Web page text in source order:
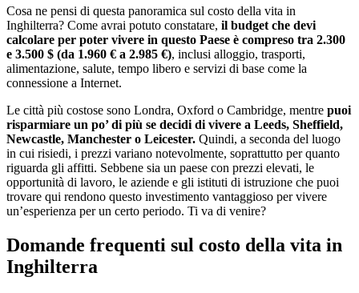
Cosa ne pensi di questa panoramica sul costo della vita in
Inghilterra? Come avrai potuto constatare, il budget che devi
calcolare per poter vivere in questo Paese è compreso tra 2.300
e 3.500 $ (da 1.960 € a 2.985 €), inclusi alloggio, trasporti,
alimentazione, salute, tempo libero e servizi di base come la
connessione a Internet.
Le città più costose sono Londra, Oxford o Cambridge, mentre puoi
risparmiare un po’ di più se decidi di vivere a Leeds, Sheffield,
Newcastle, Manchester o Leicester. Quindi, a seconda del luogo
in cui risiedi, i prezzi variano notevolmente, soprattutto per quanto
riguarda gli affitti. Sebbene sia un paese con prezzi elevati, le
opportunità di lavoro, le aziende e gli istituti di istruzione che puoi
trovare qui rendono questo investimento vantaggioso per vivere
un’esperienza per un certo periodo. Ti va di venire?
Domande frequenti sul costo della vita in
Inghilterra